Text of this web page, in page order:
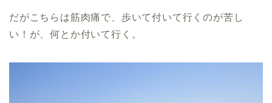
だがこちらは筋肉痛で、歩いて付いて行くのが苦し
い！が、何とか付いて行く。